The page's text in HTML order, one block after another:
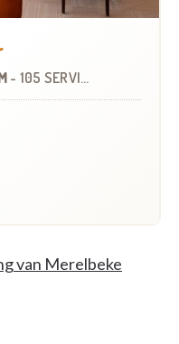
- 105 SERVICEFLATS
van Merelbeke